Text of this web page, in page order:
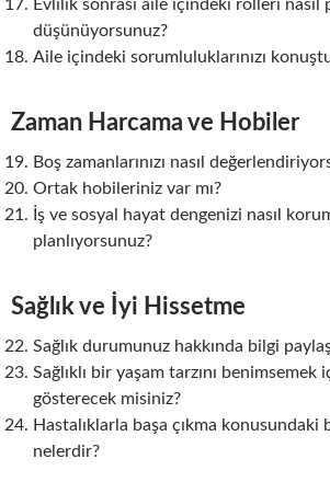
Evlilik sonrası aile içindeki rolleri nasıl
düşünüyorsunuz?
Aile içindeki sorumluluklarınızı
Zaman Harcama ve Hobiler
Boş zamanlarınızı nasıl
Ortak hobileriniz var mı?
İş ve sosyal hayat dengenizi nasıl
planlıyorsunuz?
Sağlık ve İyi Hissetme
Sağlık durumunuz hakkında bilgi
Sağlıklı bir yaşam tarzını
gösterecek misiniz?
Hastalıklarla başa çıkma
nelerdir?